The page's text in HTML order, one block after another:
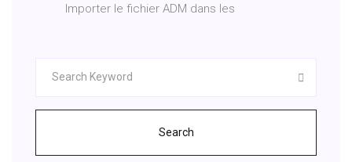
Importer le fichier ADM dans les
Search